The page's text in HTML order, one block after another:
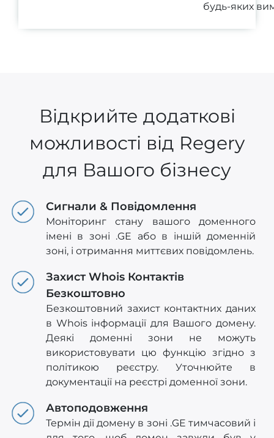
будь-яких
Відкрийте додаткові
можливості від Regery
для Вашого бізнесу
Сигнали & Повідомлення
Моніторинг стану вашого доменного
імені в зоні .GE або в іншій доменній
зоні, і отримання миттєвих повідомлень.
Захист Whois Контактів
Безкоштовно
Безкоштовний захист контактних даних
в Whois інформації для Вашого домену.
Деякі доменні зони не можуть
використовувати цю функцію згідно з
політикою реєстру. Уточнюйте в
документації на реєстрі доменної зони.
Автоподовження
Термін дії домену в зоні .GE тимчасовий і